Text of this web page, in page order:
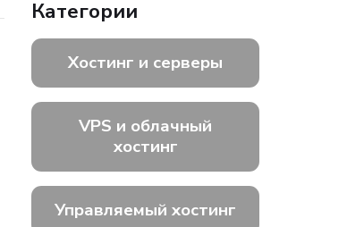
Категории
Хостинг и серверы
VPS и облачный
хостинг
Управляемый хостинг